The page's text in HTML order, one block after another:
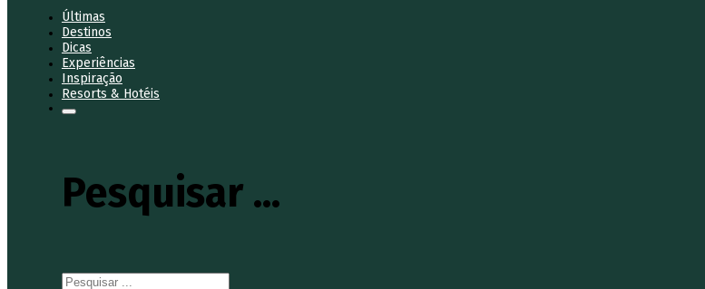
Últimas
Destinos
Dicas
Experiências
Inspiração
Resorts & Hotéis
Pesquisar ...
Pesquisar